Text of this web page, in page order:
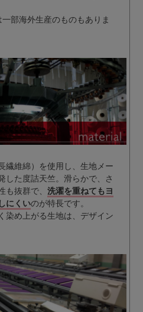
部海外生産のものもありま
繊維綿）を使用し、生地メー
した度詰天竺。滑らかで、さ
も抜群で、 洗濯を重ねてもヨ
にくいのが特長です。
染め上がる生地は、デザイン